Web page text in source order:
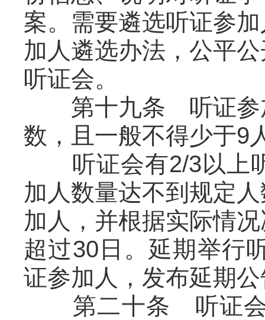
案。需要遴选听证参
加人遴选办法，公平
听证会。
第十九条 听证参加
数，且一般不得少于9
听证会有2/3以上听
加人数量达不到规定
加人，并根据实际情
超过30日。延期举行
证参加人，发布延期
第二十条 听证会